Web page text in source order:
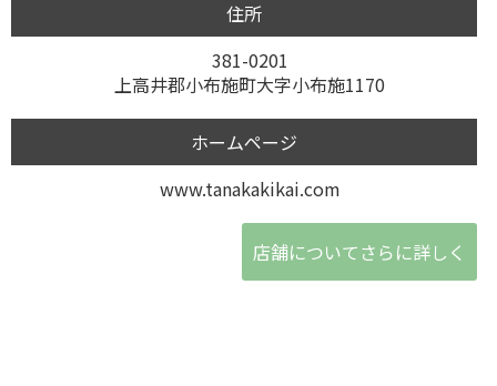
住所
381-0201
上高井郡小布施町大字小布施1170
ホームページ
www.tanakakikai.com
店舗についてさらに詳しく